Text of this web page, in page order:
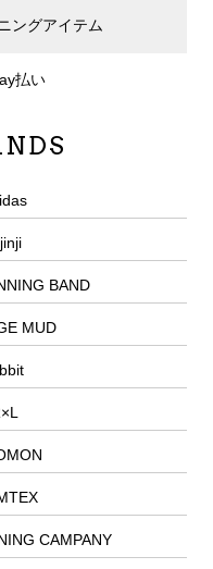
ングアイテム
払い
BAND
MUD
CAMPANY